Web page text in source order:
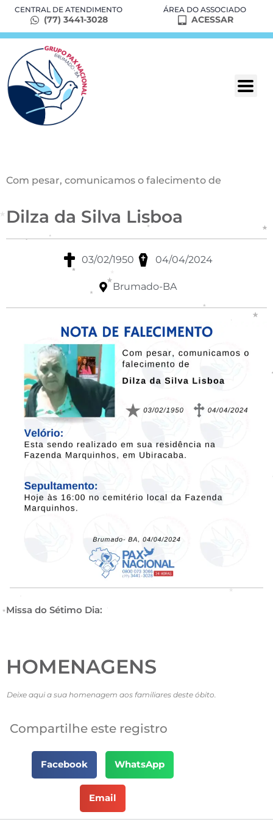
CENTRAL DE ATENDIMENTO
(77) 3441-3028
ÁREA DO ASSOCIADO
ACESSAR
Com pesar, comunicamos o falecimento de
Dilza da Silva Lisboa
03/02/1950 04/04/2024
Brumado-BA
Missa do Sétimo Dia:
HOMENAGENS
Deixe aqui a sua homenagem aos familiares deste óbito.
Compartilhe este registro
Facebook WhatsApp
Email